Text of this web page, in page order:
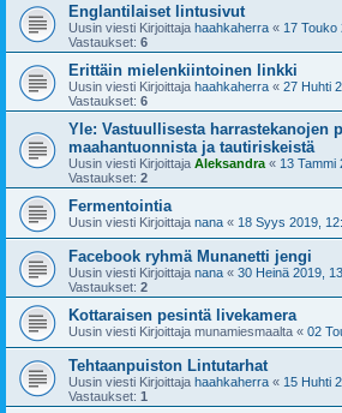
Englantilaiset lintusivut
Uusin viesti Kirjoittaja haahkaherra « 17 Touko
Vastaukset: 6
Erittäin mielenkiintoinen linkki
Uusin viesti Kirjoittaja haahkaherra « 27 Huhti
Vastaukset: 6
Yle: Vastuullisesta harrastekanojen
maahantuonnista ja tautiriskeistä
Uusin viesti Kirjoittaja Aleksandra « 13 Tammi
Vastaukset: 2
Fermentointia
Uusin viesti Kirjoittaja nana « 18 Syys 2019,
Facebook ryhmä Munanetti jengi
Uusin viesti Kirjoittaja nana « 30 Heinä 2019,
Vastaukset: 2
Kottaraisen pesintä livekamera
Uusin viesti Kirjoittaja munamiesmaalta « 02
Tehtaanpuiston Lintutarhat
Uusin viesti Kirjoittaja haahkaherra « 15 Huhti
Vastaukset: 1